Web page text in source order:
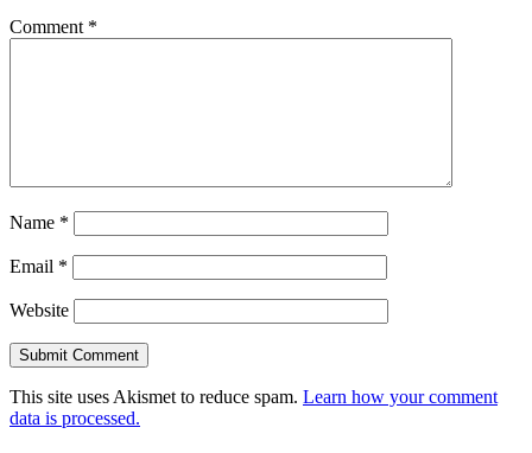
Comment *
Name *
Email *
Website
This site uses Akismet to reduce spam. Learn how your comment
data is processed.